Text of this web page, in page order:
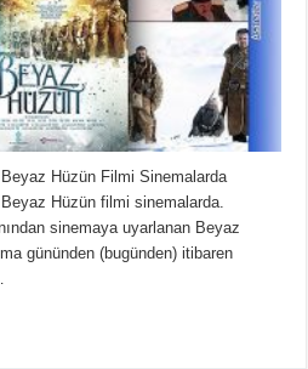
Hüzün Filmi Sinemalarda
Hüzün filmi sinemalarda.
sinemaya uyarlanan Beyaz
gününden (bugünden) itibaren